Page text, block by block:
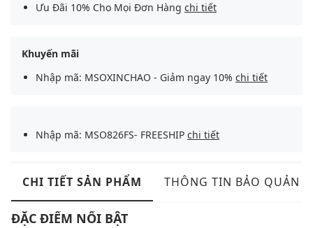
Ưu Đãi 10% Cho Mọi Đơn Hàng chi tiết
Khuyến mãi
Nhập mã: MSOXINCHAO - Giảm ngay 10% chi tiết
Nhập mã: MSO826FS- FREESHIP chi tiết
CHI TIẾT SẢN PHẨM THÔNG TIN BẢO QUẢN
ĐẶC ĐIỂM NỔI BẬT